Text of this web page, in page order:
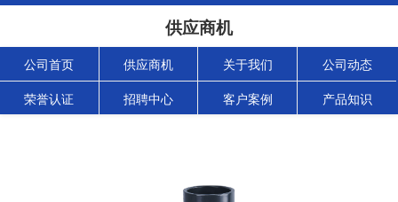
供应商机
公司首页 供应商机 关于我们 公司动态
荣誉认证 招聘中心 客户案例 产品知识